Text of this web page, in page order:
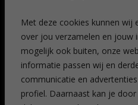
Met deze cookies kunnen wij
over jou verzamelen en jouw
mogelijk ook buiten, onze
informatie passen wij en
communicatie en
profiel. Daarnaast kan je
Leiden
Amsterdam
Breda
Favorieten
Mijn art alert